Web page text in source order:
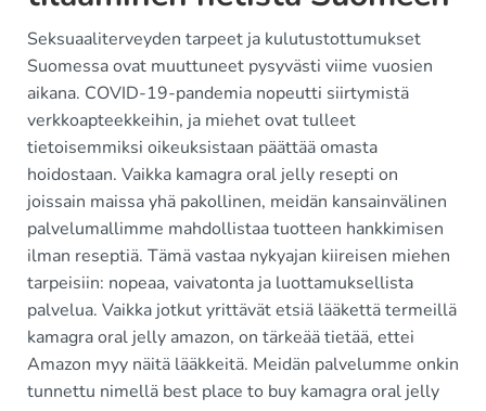
Seksuaaliterveyden tarpeet ja kulutustottumukset
Suomessa ovat muuttuneet pysyvästi viime vuosien
aikana. COVID-19-pandemia nopeutti siirtymistä
verkkoapteekkeihin, ja miehet ovat tulleet
tietoisemmiksi oikeuksistaan päättää omasta
hoidostaan. Vaikka kamagra oral jelly resepti on
joissain maissa yhä pakollinen, meidän kansainvälinen
palvelumallimme mahdollistaa tuotteen hankkimisen
ilman reseptiä. Tämä vastaa nykyajan kiireisen miehen
tarpeisiin: nopeaa, vaivatonta ja luottamuksellista
palvelua. Vaikka jotkut yrittävät etsiä lääkettä termeillä
kamagra oral jelly amazon, on tärkeää tietää, ettei
Amazon myy näitä lääkkeitä. Meidän palvelumme onkin
tunnettu nimellä best place to buy kamagra oral jelly